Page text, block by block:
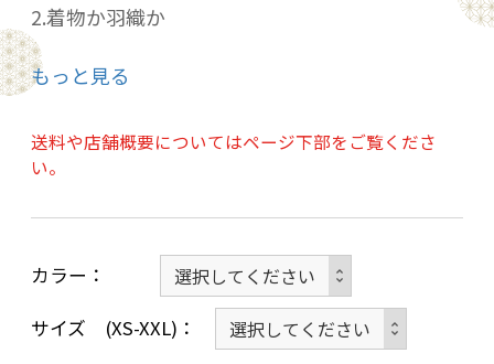
2.着物か羽織か
3.サイズ（型） 男性用1,2,3,4,5 女性用
1,2,3,4,5,6,7,8 型
力ください。
※角帯や帯は含んでおりません。
ご了承ください。
もっと見る
送料や店舗概要についてはページ下部をご覧くださ
い。
カラー
サイズ (XS-XXL)